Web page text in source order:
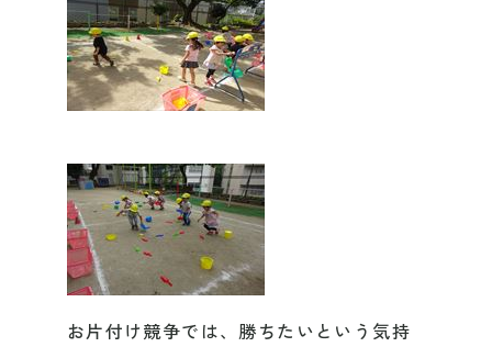
お片付け競争では、勝ちたいという気持